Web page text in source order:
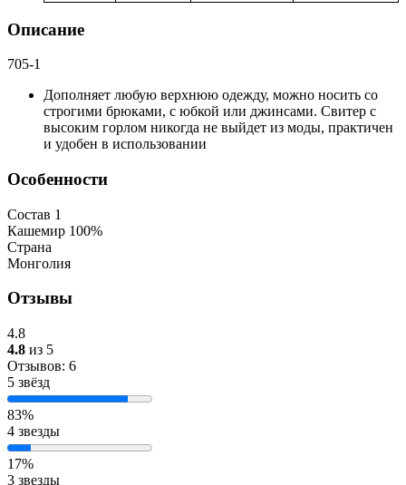
Описание
705-1
Дополняет любую верхнюю одежду, можно носить со
строгими брюками, с юбкой или джинсами. Свитер с
высоким горлом никогда не выйдет из моды, практичен
и удобен в использовании
Особенности
Состав 1
Кашемир 100%
Страна
Монголия
Отзывы
4.8
4.8 из 5
Отзывов: 6
5 звёзд
83%
4 звезды
17%
3 звезды